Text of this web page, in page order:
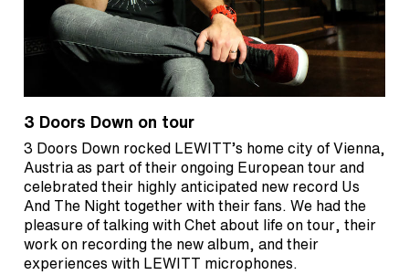
3 Doors Down on tour
3 Doors Down rocked LEWITT’s home city of Vienna,
Austria as part of their ongoing European tour and
celebrated their highly anticipated new record Us
And The Night together with their fans. We had the
pleasure of talking with Chet about life on tour, their
work on recording the new album, and their
experiences with LEWITT microphones.